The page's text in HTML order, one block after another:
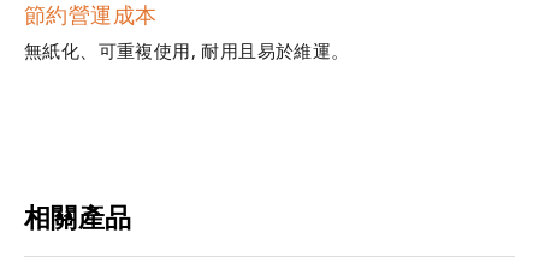
節約營運成本
無紙化、可重複使用, 耐用且易於維運。
相關產品